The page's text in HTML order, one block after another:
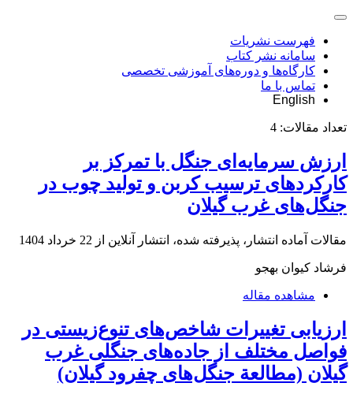
فهرست نشریات
سامانه نشر کتاب
کارگاه‌ها و دوره‌های آموزشی تخصصی
تماس با ما
English
تعداد مقالات: 4
ارزش سرمایه‌ای جنگل با تمرکز بر
کارکردهای ترسیب کربن و تولید چوب در
جنگل‌های غرب گیلان
مقالات آماده انتشار، پذیرفته شده، انتشار آنلاین از 22 خرداد 1404
فرشاد کیوان بهجو
مشاهده مقاله
ارزیابی تغییرات شاخص‌های تنوع‌زیستی در
فواصل مختلف از جاده‌های جنگلی غرب
گیلان (مطالعة جنگل‌های چفرود گیلان)